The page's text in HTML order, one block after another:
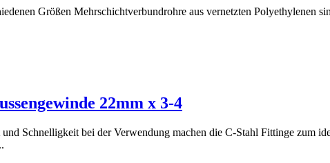
Größen Mehrschichtverbundrohre aus vernetzten Polyethylenen
22mm x 3-4
Schnelligkeit bei der Verwendung machen die C-Stahl Fittinge zum